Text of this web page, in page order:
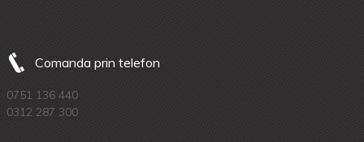
Comanda prin telefon
0751 136 440
0312 287 300